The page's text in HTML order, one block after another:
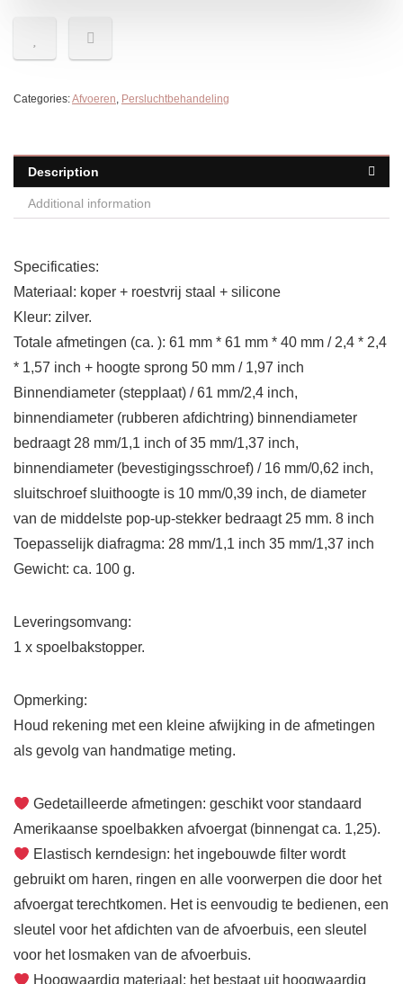
Categories:Afvoeren, Persluchtbehandeling
Description
Additional information
Specificaties:
Materiaal: koper + roestvrij staal + silicone
Kleur: zilver.
Totale afmetingen (ca. ): 61 mm * 61 mm * 40 mm / 2,4 * 2,4
* 1,57 inch + hoogte sprong 50 mm / 1,97 inch
Binnendiameter (stepplaat) / 61 mm/2,4 inch,
binnendiameter (rubberen afdichtring) binnendiameter
bedraagt 28 mm/1,1 inch of 35 mm/1,37 inch,
binnendiameter (bevestigingsschroef) / 16 mm/0,62 inch,
sluitschroef sluithoogte is 10 mm/0,39 inch, de diameter
van de middelste pop-up-stekker bedraagt 25 mm. 8 inch
Toepasselijk diafragma: 28 mm/1,1 inch 35 mm/1,37 inch
Gewicht: ca. 100 g.
Leveringsomvang:
1 x spoelbakstopper.
Opmerking:
Houd rekening met een kleine afwijking in de afmetingen
als gevolg van handmatige meting.
Gedetailleerde afmetingen: geschikt voor standaard
Amerikaanse spoelbakken afvoergat (binnengat ca. 1,25).
Elastisch kerndesign: het ingebouwde filter wordt
gebruikt om haren, ringen en alle voorwerpen die door het
afvoergat terechtkomen. Het is eenvoudig te bedienen, een
sleutel voor het afdichten van de afvoerbuis, een sleutel
voor het losmaken van de afvoerbuis.
Hoogwaardig materiaal: het bestaat uit hoogwaardig